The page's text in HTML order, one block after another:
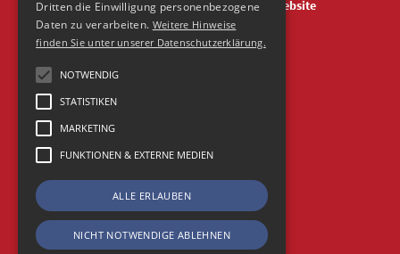
Über Impressum Datenschutz Agentur Website
Frische Fische Agentur-Blog is powered by Wordpress
Dritten die Einwilligung personenbezogene
Daten zu verarbeiten. Weitere Hinweise
finden Sie unter unserer Datenschutzerklärung.
NOTWENDIG
STATISTIKEN
MARKETING
FUNKTIONEN & EXTERNE MEDIEN
ALLE ERLAUBEN
NICHT NOTWENDIGE ABLEHNEN